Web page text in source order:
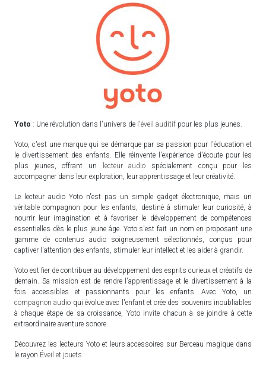
Yoto : Une révolution dans l'univers de l'éveil auditif pour les plus jeunes.
Yoto, c'est une marque qui se démarque par sa passion pour l'éducation et
le divertissement des enfants. Elle réinvente l'expérience d'écoute pour les
plus jeunes, offrant un
lecteur audio spécialement conçu pour les
accompagner dans leur exploration, leur apprentissage et leur créativité.
Le lecteur audio Yoto n'est pas un simple gadget électronique, mais un
véritable compagnon pour les enfants, destiné à stimuler leur curiosité, à
nourrir leur imagination et à favoriser le développement de compétences
essentielles dès le plus jeune âge. Yoto s'est fait un nom en proposant une
gamme de contenus audio soigneusement sélectionnés, conçus pour
captiver l'attention des enfants, stimuler leur intellect et les aider à grandir.
Yoto est fier de contribuer au développement des esprits curieux et créatifs de
demain. Sa mission est de rendre l'apprentissage et le divertissement à la
fois accessibles et passionnants pour les enfants. Avec Yoto, un
compagnon audio qui évolue avec l'enfant et crée des souvenirs inoubliables
à chaque étape de sa croissance, Yoto invite chacun à se joindre à cette
extraordinaire aventure sonore.
Découvrez les lecteurs Yoto et leurs accessoires sur Berceau magique dans
le rayon Éveil et jouets